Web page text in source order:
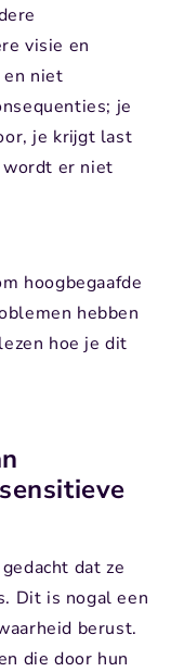
visie en
niet
je
je krijgt last
er niet
hoogbegaafde
hebben
hoe je dit
dat ze
Dit is nogal een
berust.
die door hun